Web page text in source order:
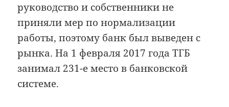
руководство и собственники не
приняли мер по нормализации
работы, поэтому банк был выведен с
рынка. На 1 февраля 2017 года ТГБ
занимал 231-е место в банковской
системе.